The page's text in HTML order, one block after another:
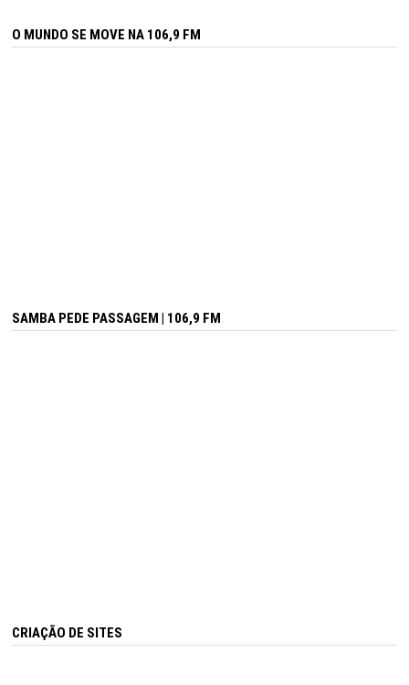
O MUNDO SE MOVE NA 106,9 FM
SAMBA PEDE PASSAGEM | 106,9 FM
CRIAÇÃO DE SITES